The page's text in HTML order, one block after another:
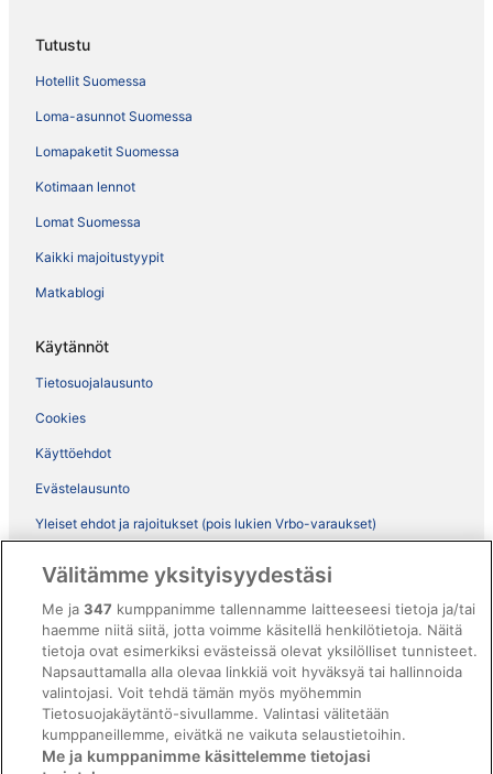
Tutustu
Hotellit Suomessa
Loma-asunnot Suomessa
Lomapaketit Suomessa
Kotimaan lennot
Lomat Suomessa
Kaikki majoitustyypit
Matkablogi
Käytännöt
Tietosuojalausunto
Cookies
Käyttöehdot
Evästelausunto
Yleiset ehdot ja rajoitukset (pois lukien Vrbo-varaukset)
ebookers BONUS+ -ohjelman ehdot
Oikeudelliset tiedot / ota meihin yhteyttä
Sisältövaatimukset ja ilmoituksen tekeminen sisällöstä
Tuki
Välitämme yksityisyydestäsi
Me ja347 kumppanimme tallennamme laitteeseesi tietoja ja/tai
haemme niitä siitä, jotta voimme käsitellä henkilötietoja. Näitä
tietoja ovat esimerkiksi evästeissä olevat yksilölliset tunnisteet.
Napsauttamalla alla olevaa linkkiä voit hyväksyä tai hallinnoida
valintojasi. Voit tehdä tämän myös myöhemmin
Tietosuojakäytäntö-sivullamme. Valintasi välitetään
kumppaneillemme, eivätkä ne vaikuta selaustietoihin.
Me ja kumppanimme käsittelemme tietojasi